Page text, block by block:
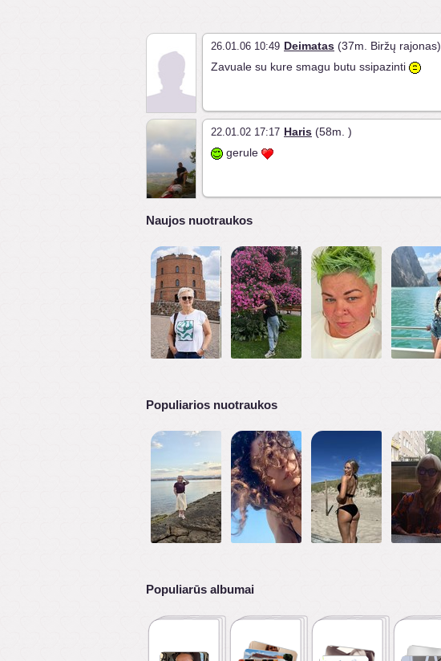
26.01.06 10:49 Deimatas (37m. Biržų rajonas)
Zavuale su kure smagu butu ssipazinti
22.01.02 17:17 Haris (58m. )
gerule
Naujos nuotraukos
Populiarios nuotraukos
Populiarūs albumai